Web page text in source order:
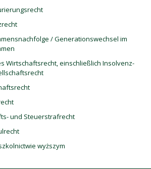
/ Generationswechsel im
Wirtschaftsrecht, einschließlich Insolvenz-
und Steuerstrafrecht
wyższym